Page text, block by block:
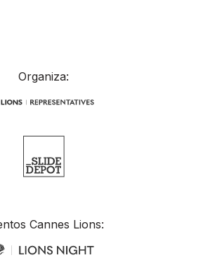
Organiza:
Cannes Lions: